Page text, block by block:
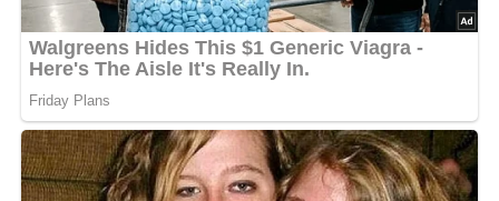
Tipp:Als Beilage passenSalzkartoffeln, Reis oder
frisches Gemüse besonders gut. Wer mag, kann die Soße
zusätzlich mit etwas frischen Kräutern wie Petersilie oder
Schnittlauch verfeinern. Das Putenfleisch bleibt
besonders saftig, wenn es nicht zu lange gebraten wird.